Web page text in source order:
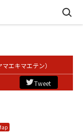
マエキマエテン）
Tweet